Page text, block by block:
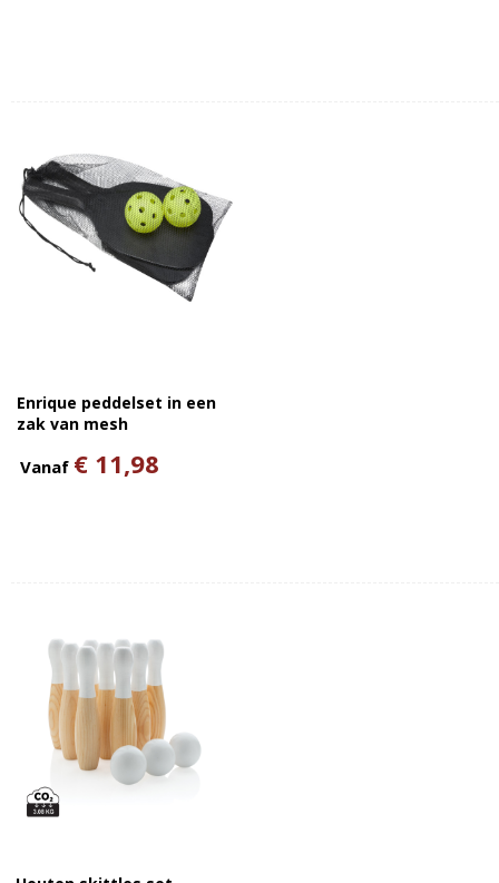
Enrique peddelset in een
zak van mesh
Vanaf € 11,98